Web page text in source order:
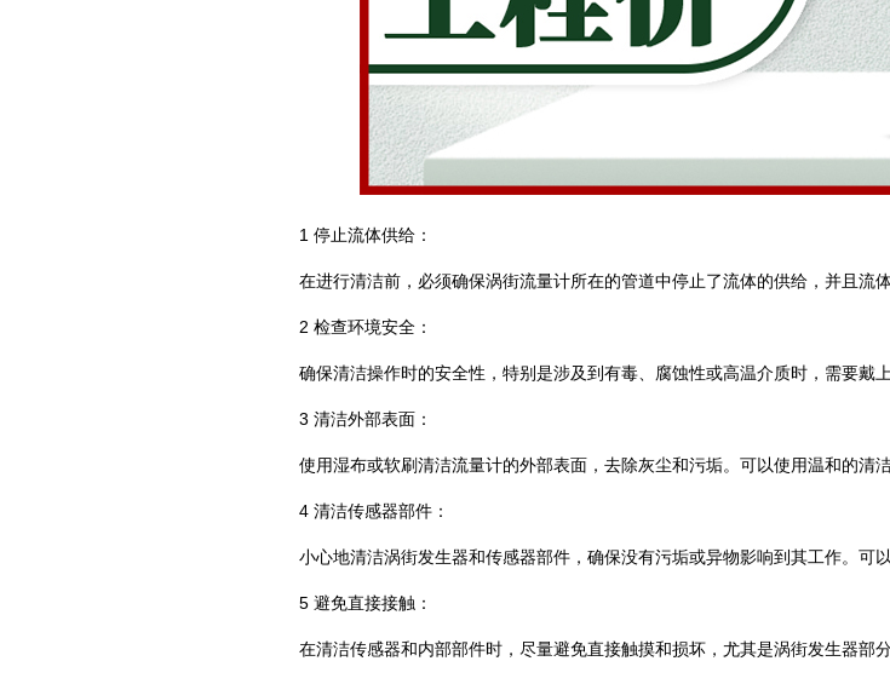
1 停止流体供给：
在进行清洁前，必须确保涡街流量计所在的管道中停止了流体的供给，并且流体
2 检查环境安全：
确保清洁操作时的安全性，特别是涉及到有毒、腐蚀性或高温介质时，需要戴
3 清洁外部表面：
使用湿布或软刷清洁流量计的外部表面，去除灰尘和污垢。可以使用温和的清
4 清洁传感器部件：
小心地清洁涡街发生器和传感器部件，确保没有污垢或异物影响到其工作。可
5 避免直接接触：
在清洁传感器和内部部件时，尽量避免直接触摸和损坏，尤其是涡街发生器部分